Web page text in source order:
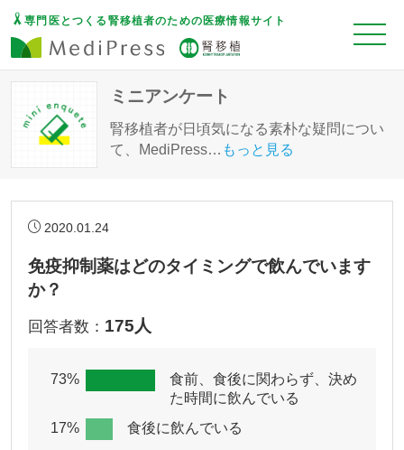
専門医とつくる腎移植者のための医療情報サイト
ミニアンケート
腎移植者が日頃気になる素朴な疑問につい
て、MediPress… もっと見る
2020.01.24
免疫抑制薬はどのタイミングで飲んでいます
か？
回答者数： 175人
73%
食前、食後に関わらず、決め
た時間に飲んでいる
17%
食後に飲んでいる